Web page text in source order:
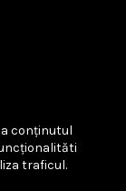
rezervate.
conținutul
traficul.